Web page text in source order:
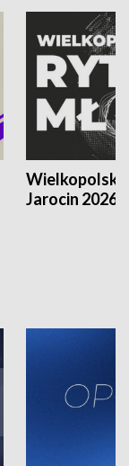
Jarocin 2026